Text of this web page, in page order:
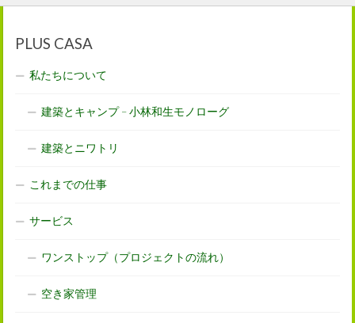
PLUS CASA
私たちについて
建築とキャンプ – 小林和生モノローグ
建築とニワトリ
これまでの仕事
サービス
ワンストップ（プロジェクトの流れ）
空き家管理